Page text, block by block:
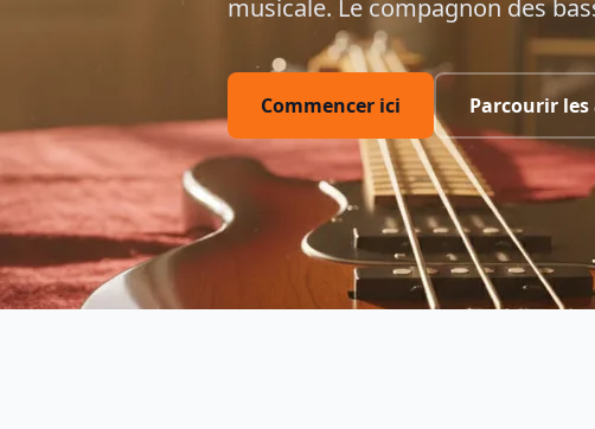
musicale. Le compagnon des
Commencer ici Parcourir